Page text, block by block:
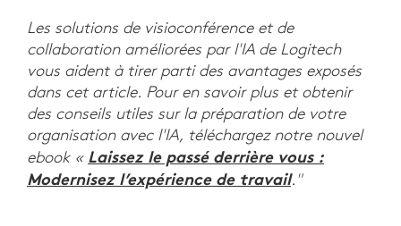
Les solutions de visioconférence et de
collaboration améliorées par l'IA de Logitech
vous aident à tirer parti des avantages exposés
dans cet article. Pour en savoir plus et obtenir
des conseils utiles sur la préparation de votre
organisation avec l'IA, téléchargez notre nouvel
ebook « Laissez le passé derrière vous :
Modernisez l’expérience de travail."